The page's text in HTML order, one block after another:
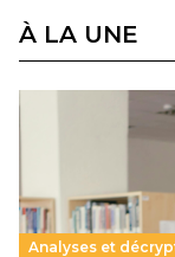
À LA UNE
Analyses et